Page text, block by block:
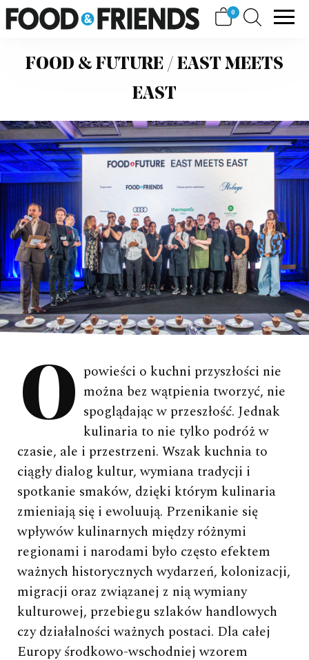
Skip
FOOD&FRIENDS
View
shopping
0
FOOD & FUTURE / EAST MEETS
EAST
Opowieści o kuchni przyszłości nie można bez wątpienia tworzyć, nie
spoglądając w przeszłość. Jednak
kulinaria to nie tylko podróż w
czasie, ale i przestrzeni. Wszak kuchnia to
ciągły dialog kultur, wymiana tradycji i
spotkanie smaków, dzięki którym kulinaria
zmieniają się i ewoluują. Przenikanie się
wpływów kulinarnych między różnymi
regionami i narodami było często efektem
ważnych historycznych wydarzeń, kolonizacji,
migracji oraz związanej z nią wymiany
kulturowej, przebiegu szlaków handlowych
czy działalności ważnych postaci. Dla całej
Europy środkowo-wschodniej wzorem